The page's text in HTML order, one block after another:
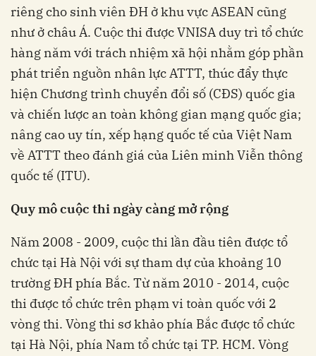
riêng cho sinh viên ĐH ở khu vực ASEAN cũng
như ở châu Á. Cuộc thi được VNISA duy trì tổ chức
hàng năm với trách nhiệm xã hội nhằm góp phần
phát triển nguồn nhân lực ATTT, thúc đẩy thực
hiện Chương trình chuyển đổi số (CĐS) quốc gia
và chiến lược an toàn không gian mạng quốc gia;
nâng cao uy tín, xếp hạng quốc tế của Việt Nam
về ATTT theo đánh giá của Liên minh Viễn thông
quốc tế (ITU).
Quy mô cuộc thi ngày càng mở rộng
Năm 2008 - 2009, cuộc thi lần đầu tiên được tổ
chức tại Hà Nội với sự tham dự của khoảng 10
trường ĐH phía Bắc. Từ năm 2010 - 2014, cuộc
thi được tổ chức trên phạm vi toàn quốc với 2
vòng thi. Vòng thi sơ khảo phía Bắc được tổ chức
tại Hà Nội, phía Nam tổ chức tại TP. HCM. Vòng